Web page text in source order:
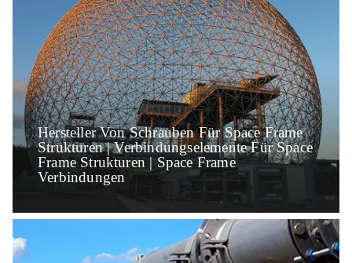
Hersteller Von Schrauben Für Space Frame
Strukturen | Verbindungselemente Für Space
Frame Strukturen | Space Frame
Verbindungen